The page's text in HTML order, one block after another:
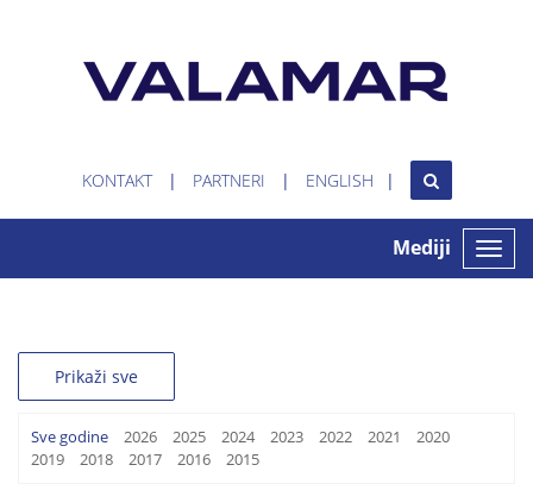
KONTAKT PARTNERI ENGLISH
Toggle
Mediji
Prikaži sve
Sve godine 2026 2025 2024 2023 2022 2021
2020
2019
2018 2017 2016 2015